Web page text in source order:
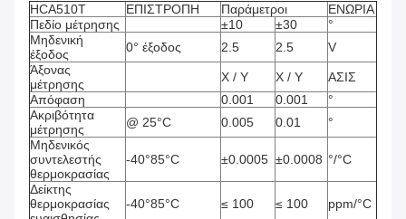
HCA510T
ΕΠΙΣΤΡΟΠΗ Παράμετροι
ΕΝΩΡΙΑ
Πεδίο μέτρησης
±10 ±30
°
Μηδενική
έξοδος
0° έξοδος 2.5 2.5
V
Άξονας
μέτρησης
Χ / Υ Χ / Υ
ΑΣΙΣ
Απόφαση
0.001 0.001
°
Ακριβότητα
μέτρησης
@ 25°C 0.005 0.01
°
Μηδενικός
συντελεστής
θερμοκρασίας
-40°85°C ±0.0005 ±0.0008 °/°C
Δείκτης
θερμοκρασίας
-40°85°C ≤ 100 ≤ 100 ppm/°C